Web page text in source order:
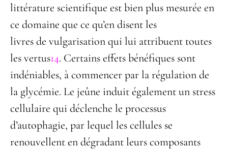
littérature scientifique est bien plus mesurée en
ce domaine que ce qu’en disent les
livres de vulgarisation qui lui attribuent toutes
les vertus14. Certains effets bénéfiques sont
indéniables, à commencer par la régulation de
la glycémie. Le jeûne induit également un stress
cellulaire qui déclenche le processus
d’autophagie, par lequel les cellules se
renouvellent en dégradant leurs composants